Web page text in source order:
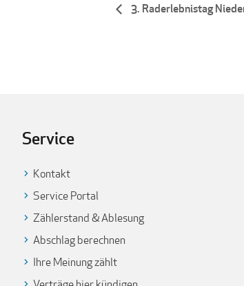
3. Raderlebnistag
Service
Kontakt
Service Portal
Zählerstand & Ablesung
Abschlag berechnen
Ihre Meinung zählt